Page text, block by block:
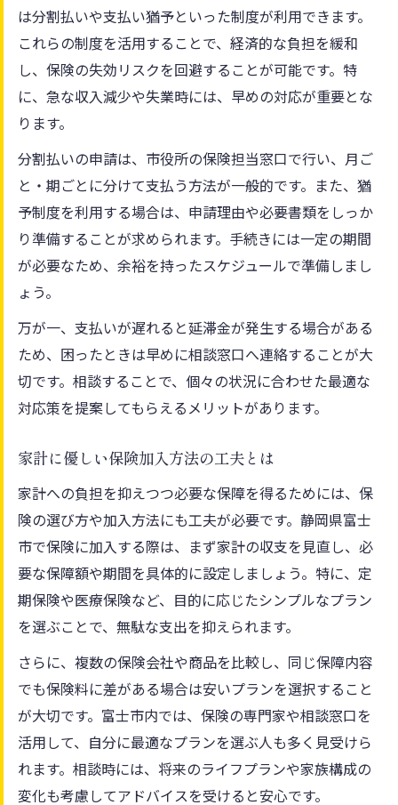
は分割払いや支払い猶予といった制度が利用できます。
これらの制度を活用することで、経済的な負担を緩和
し、保険の失効リスクを回避することが可能です。特
に、急な収入減少や失業時には、早めの対応が重要とな
ります。
分割払いの申請は、市役所の保険担当窓口で行い、月ご
と・期ごとに分けて支払う方法が一般的です。また、猶
予制度を利用する場合は、申請理由や必要書類をしっか
り準備することが求められます。手続きには一定の期間
が必要なため、余裕を持ったスケジュールで準備しまし
ょう。
万が一、支払いが遅れると延滞金が発生する場合がある
ため、困ったときは早めに相談窓口へ連絡することが大
切です。相談することで、個々の状況に合わせた最適な
対応策を提案してもらえるメリットがあります。
家計に優しい保険加入方法の工夫とは
家計への負担を抑えつつ必要な保障を得るためには、保
険の選び方や加入方法にも工夫が必要です。静岡県富士
市で保険に加入する際は、まず家計の収支を見直し、必
要な保障額や期間を具体的に設定しましょう。特に、定
期保険や医療保険など、目的に応じたシンプルなプラン
を選ぶことで、無駄な支出を抑えられます。
さらに、複数の保険会社や商品を比較し、同じ保障内容
でも保険料に差がある場合は安いプランを選択すること
が大切です。富士市内では、保険の専門家や相談窓口を
活用して、自分に最適なプランを選ぶ人も多く見受けら
れます。相談時には、将来のライフプランや家族構成の
変化も考慮してアドバイスを受けると安心です。